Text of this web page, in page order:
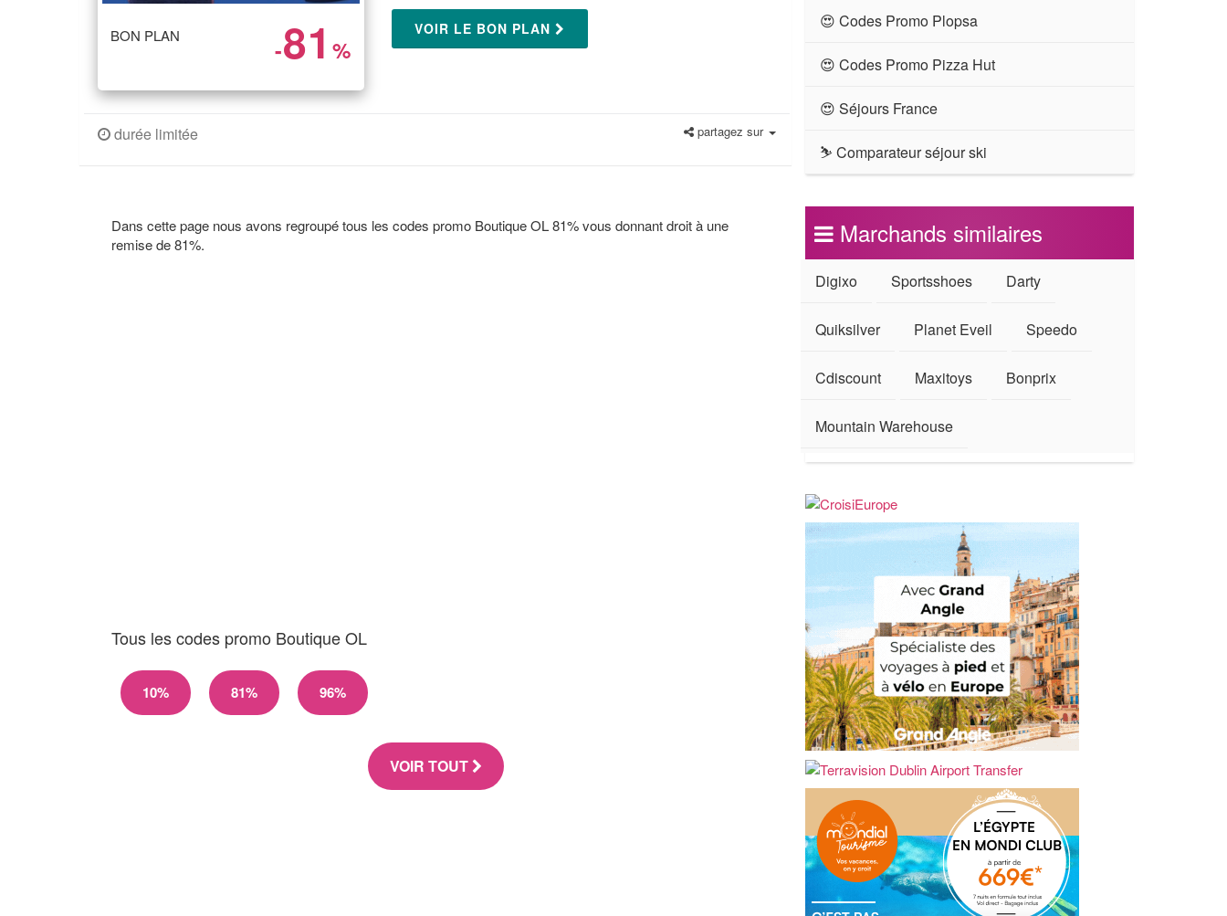
BON PLAN -81 %
VOIR LE BON PLAN
durée limitée partagez sur
Dans cette page nous avons regroupé tous les codes promo Boutique OL 81% vous donnant droit à une
remise de 81%.
Tous les codes promo Boutique OL
10% 81% 96%
VOIR TOUT
😍 Codes Promo Plopsa
😍 Codes Promo Pizza Hut
😍 Séjours France
⛷ Comparateur séjour ski
Marchands similaires
Digixo Sportsshoes Darty
Quiksilver Planet Eveil Speedo
Cdiscount Maxitoys Bonprix
Mountain Warehouse